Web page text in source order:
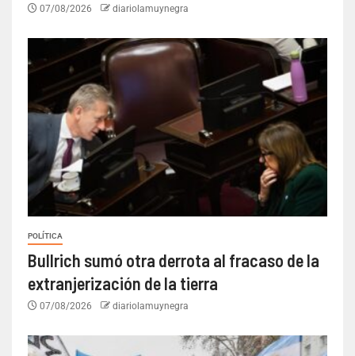
07/08/2026 diariolamuynegra
POLÍTICA
Bullrich sumó otra derrota al fracaso de la
extranjerización de la tierra
07/08/2026 diariolamuynegra